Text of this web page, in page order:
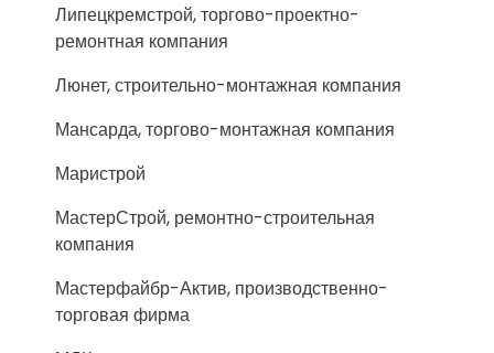
Липецкремстрой, торгово-проектно-
ремонтная компания
Люнет, строительно-монтажная компания
Мансарда, торгово-монтажная компания
Маристрой
МастерСтрой, ремонтно-строительная
компания
Мастерфайбр-Актив, производственно-
торговая фирма